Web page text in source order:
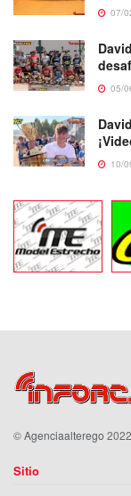
07/
05/
10/
©Agenciaalterego 2022
Sitio